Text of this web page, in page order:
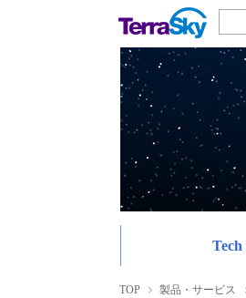
Tech
TOP 製品・サービス